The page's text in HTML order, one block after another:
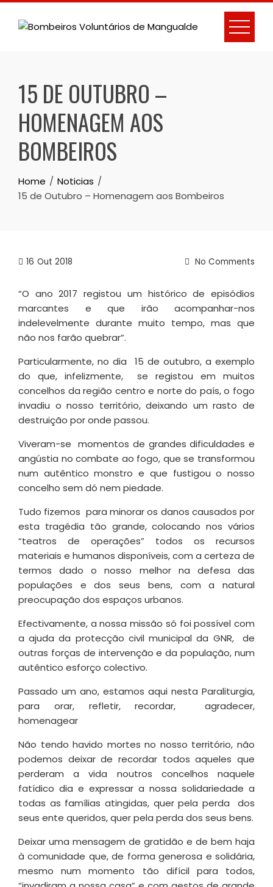
Skip
15 DE OUTUBRO –
HOMENAGEM AOS
BOMBEIROS
Home
Noticias
15 de Outubro – Homenagem aos Bombeiros
16 Out 2018 No Comments
“O ano 2017 registou um histórico de episódios
marcantes e que irão acompanhar-nos
indelevelmente durante muito tempo, mas que
não nos farão quebrar”.
Particularmente, no dia 15 de outubro, a exemplo
do que, infelizmente, se registou em muitos
concelhos da região centro e norte do país, o fogo
invadiu o nosso território, deixando um rasto de
destruição por onde passou.
Viveram-se momentos de grandes dificuldades e
angústia no combate ao fogo, que se transformou
num autêntico monstro e que fustigou o nosso
concelho sem dó nem piedade.
Tudo fizemos para minorar os danos causados por
esta tragédia tão grande, colocando nos vários
“teatros de operações” todos os recursos
materiais e humanos disponíveis, com a certeza de
termos dado o nosso melhor na defesa das
populações e dos seus bens, com a natural
preocupação dos espaços urbanos.
Efectivamente, a nossa missão só foi possível com
a ajuda da protecção civil municipal da GNR, de
outras forças de intervenção e da população, num
autêntico esforço colectivo.
Passado um ano, estamos aqui nesta Paraliturgia,
para orar, refletir, recordar, agradecer,
homenagear
Não tendo havido mortes no nosso território, não
podemos deixar de recordar todos aqueles que
perderam a vida noutros concelhos naquele
fatídico dia e expressar a nossa solidariedade a
todas as famílias atingidas, quer pela perda dos
seus ente queridos, quer pela perda dos seus bens.
Deixar uma mensagem de gratidão e de bem haja
à comunidade que, de forma generosa e solidária,
mesmo num momento tão difícil para todos,